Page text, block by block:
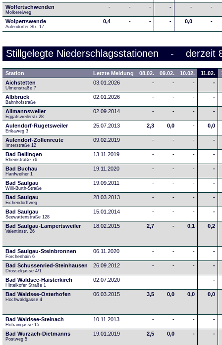
Wolfertschwenden
Molkereiweg
- - - - - -
Wolpertswende
Aulendorfer Str. 17
0,4 - - - 0,0 -
Stillgelegte Niederschlagsstationen - derzeit
Station Letzte Meldung 08.02. 09.02. 10.02. 11.02.
Aichstetten
Ulmenstraße 7
03.01.2026 - - - -
Albbruck
Bahnhofstraße
02.01.2026 - - - -
Allmannsweiler
Eggatsweilerstr.28
02.09.2014 - - - -
Aulendorf-Rugetsweiler
Erikaweg 3
25.07.2013 2,3 0,0 - 0,0
Aulendorf-Zollenreute
Imterstraße 12
09.02.2019 - - - -
Bad Bellingen
Rheinstraße 76
13.11.2019 - - - -
Bad Buchau
Hanfweiher 1
19.11.2020 - - - -
Bad Saulgau
Willi-Burth-Straße
19.09.2011 - - - -
Bad Saulgau
Eichendorffweg
28.03.2013 - - - -
Bad Saulgau
Seewattenstraße 128
15.01.2014 - - - -
Bad Saulgau-Lampertsweiler
Valentinstr. 26
18.02.2015 2,7 - 0,1 0,2
Bad Saulgau-Steinbronnen
Forchenhain 6
06.11.2020 - - - -
Bad Schussenried-Steinhausen
Drosselgasse 4/1
26.09.2012 - - - -
Bad Waldsee-Haisterkirch
Hittelkofer Straße 1
02.07.2020 - - - -
Bad Waldsee-Osterhofen
Hochwaldgasse 4
06.03.2015 3,5 0,0 0,0 0,0
Bad Waldsee-Steinach
Hofraingasse 15
10.11.2013 - - - -
Bad Wurzach-Dietmanns
Postweg 5
19.01.2019 2,5 0,0 - -